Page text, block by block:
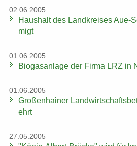
02.06.2005
Haus­halt des Land­krei­ses Aue-​
migt
01.06.2005
Bio­gas­an­la­ge der Firma LRZ in
01.06.2005
Gro­ßen­hai­ner
ehrt
27.05.2005